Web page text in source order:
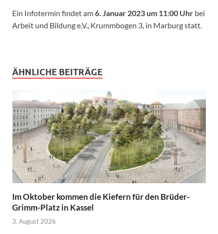
Ein Infotermin findet am6. Januar 2023 um 11:00 Uhr bei
Arbeit und Bildung e.V., Krummbogen 3, in Marburg statt.
ÄHNLICHE BEITRÄGE
Im Oktober kommen die Kiefern für den Brüder-
Grimm-Platz in Kassel
3. August 2026